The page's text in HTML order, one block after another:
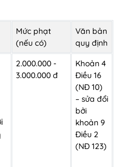
Mức phạt
(nếu có)
Văn bản
quy định
2.000.000 -
3.000.000 đ
Khoản 4
Điều 16
(NĐ 10)
– sửa đổi
bởi
khoản 9
Điều 2
(NĐ 123)